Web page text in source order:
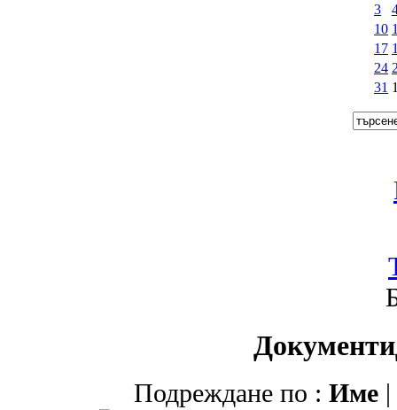
3
10
17
24
31
Документи
Подреждане по : Име |